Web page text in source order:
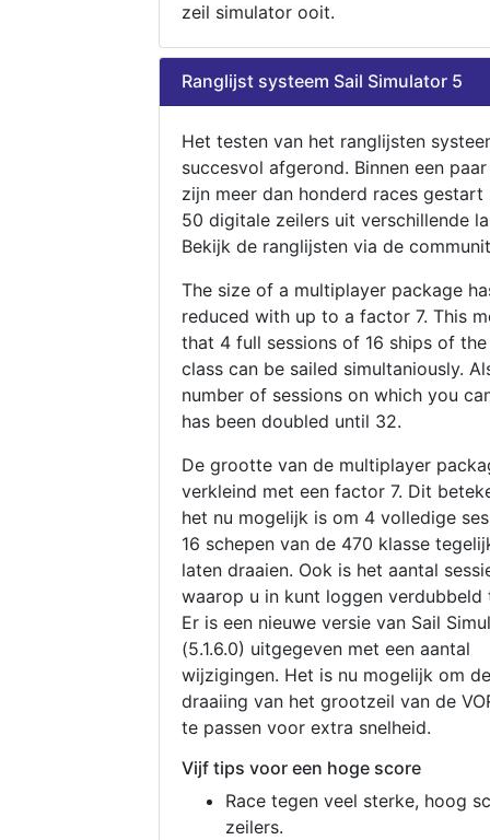
zeil simulator ooit.
Ranglijst systeem Sail Simulator 5
Het testen van het ranglijsten
succesvol afgerond. Binnen een
zijn meer dan honderd races gestart
50 digitale zeilers uit verschillende
Bekijk de ranglijsten via de
The size of a multiplayer package
reduced with up to a factor 7. This
that 4 full sessions of 16 ships of
class can be sailed simultaniously.
number of sessions on which you
has been doubled until 32.
De grootte van de multiplayer
verkleind met een factor 7. Dit
het nu mogelijk is om 4 volledige
16 schepen van de 470 klasse
laten draaien. Ook is het aantal
waarop u in kunt loggen verdubbeld
Er is een nieuwe versie van Sail
(5.1.6.0) uitgegeven met een aantal
wijzigingen. Het is nu mogelijk om de
draaiing van het grootzeil van de
te passen voor extra snelheid.
Vijf tips voor een hoge score
Race tegen veel sterke, hoog
zeilers.